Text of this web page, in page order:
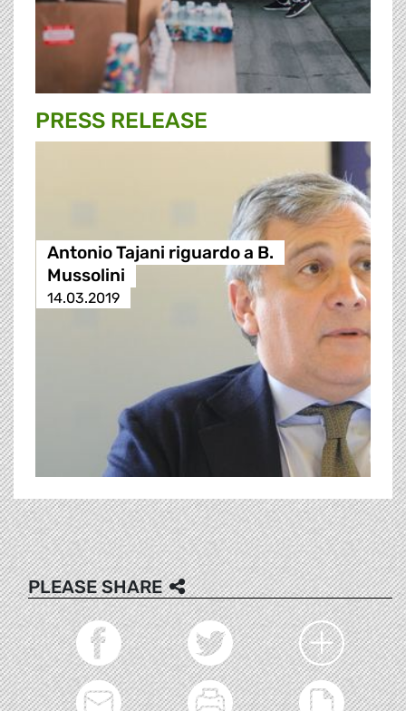
PRESS RELEASE
Antonio Tajani riguardo a B.
Mussolini
14.03.2019
PLEASE SHARE